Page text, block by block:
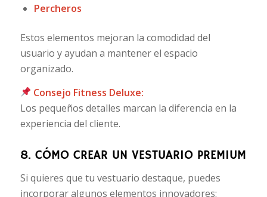
Percheros
Estos elementos mejoran la comodidad del
usuario y ayudan a mantener el espacio
organizado.
Consejo Fitness Deluxe:
Los pequeños detalles marcan la diferencia en la
experiencia del cliente.
8. CÓMO CREAR UN VESTUARIO PREMIUM
Si quieres que tu vestuario destaque, puedes
incorporar algunos elementos innovadores: